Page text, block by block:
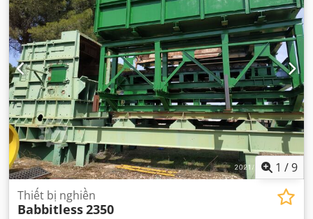
1 /9
Thiết bị nghiền
Babbitless2350